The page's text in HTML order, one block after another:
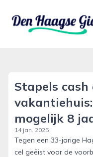
denhaagsegids.nl
Stapels cash
mogelijk 8
14 jan. 2025
Tegen een 33-jarige
cel geëist voor de